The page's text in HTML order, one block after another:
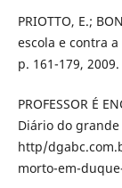
PRIOTTO, E.;
escola e contra
p. 161-179, 2009.
PROFESSOR É
Diário do grande
http/
morto-em-